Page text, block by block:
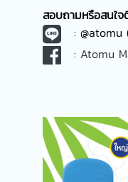
สอบถามหรือสนใ
: @atomu
: Atomu